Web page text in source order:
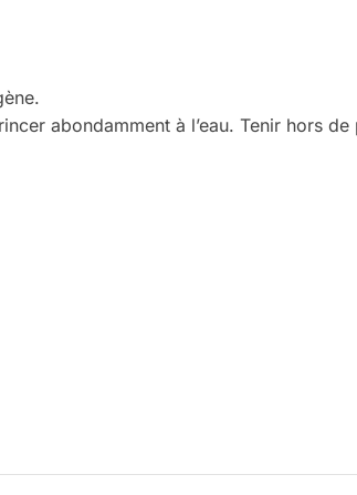
abondamment à l’eau. Tenir hors de